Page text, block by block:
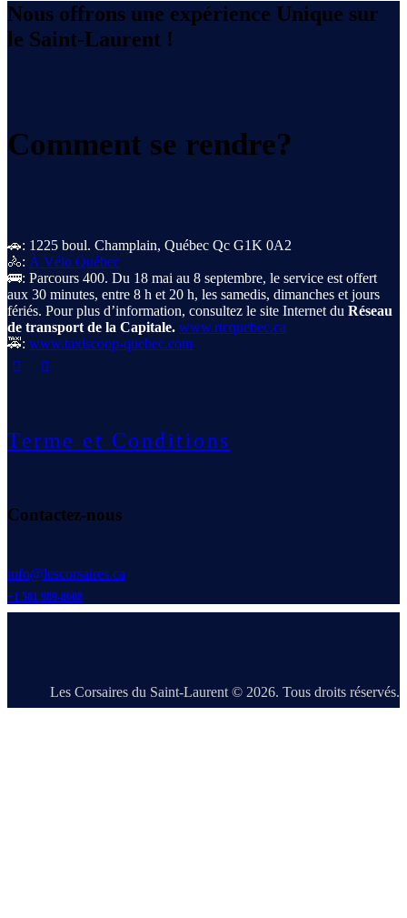
Nous offrons une expérience Unique sur
le Saint-Laurent !
Comment se rendre?
🚗: 1225 boul. Champlain, Québec Qc G1K 0A2
🚴: À Vélo Québec
🚌: Parcours 400. Du 18 mai au 8 septembre, le service est offert
aux 30 minutes, entre 8 h et 20 h, les samedis, dimanches et jours
fériés. Pour plus d’information, consultez le site Internet du Réseau
de transport de la Capitale. www.rtcquebec.ca
🚕: www.taxiscoop-quebec.com
Terme et Conditions
Contactez-nous
info@lescorsaires.ca
+1 581 989-8608
Les Corsaires du Saint-Laurent © 2026. Tous droits réservés.